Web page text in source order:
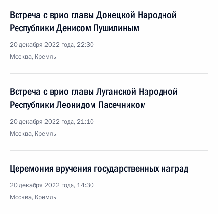
Встреча с врио главы Донецкой Народной
Республики Денисом Пушилиным
20 декабря 2022 года, 22:30
Москва, Кремль
Встреча с врио главы Луганской Народной
Республики Леонидом Пасечником
20 декабря 2022 года, 21:10
Москва, Кремль
Церемония вручения государственных наград
20 декабря 2022 года, 14:30
Москва, Кремль